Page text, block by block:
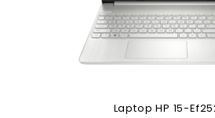
Laptop HP 15-